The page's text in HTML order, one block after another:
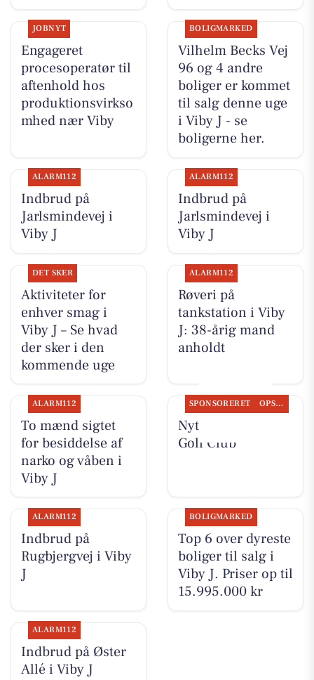
JOBNYT
Engageret
procesoperatør til
aftenhold hos
produktionsvirkso
mhed nær Viby
BOLIGMARKED
Vilhelm Becks Vej
96 og 4 andre
boliger er kommet
til salg denne uge
i Viby J - se
boligerne her.
ALARM112
Indbrud på
Jarlsmindevej i
Viby J
ALARM112
Indbrud på
Jarlsmindevej i
Viby J
DET SKER
Aktiviteter for
enhver smag i
Viby J – Se hvad
der sker i den
kommende uge
ALARM112
Røveri på
tankstation i Viby
J: 38-årig mand
anholdt
ALARM112
To mænd sigtet
for besiddelse af
narko og våben i
Viby J
SPONSORERET OPSLAGSTAVLEN
Nyt fra Aarhus
Golf Club
ALARM112
Indbrud på
Rugbjergvej i Viby
J
BOLIGMARKED
Top 6 over dyreste
boliger til salg i
Viby J. Priser op til
15.995.000 kr
ALARM112
Indbrud på Øster
Allé i Viby J